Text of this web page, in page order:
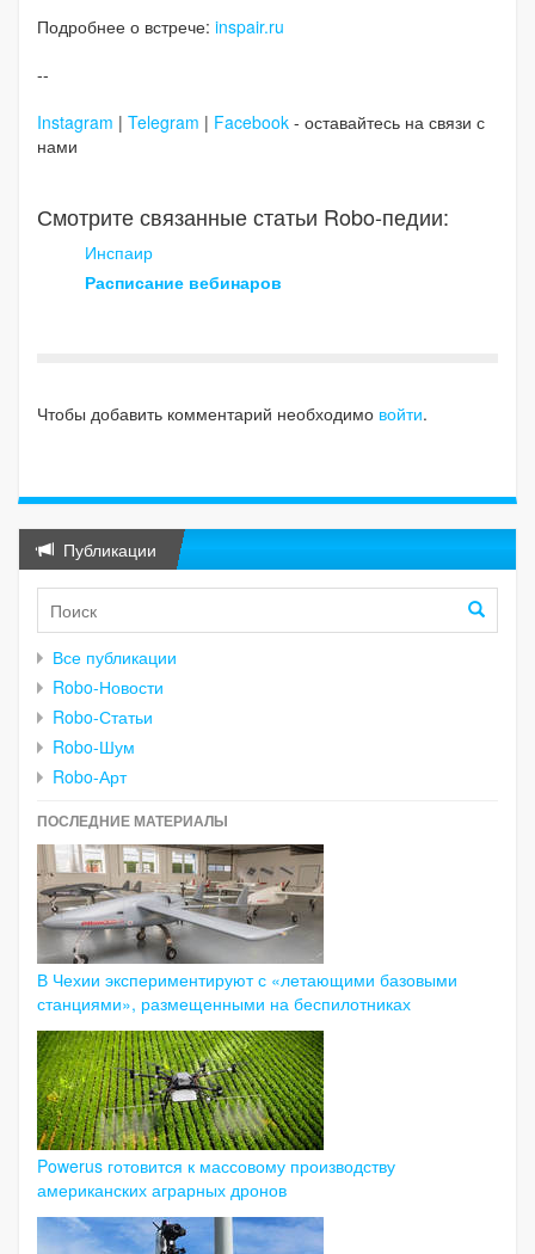
Подробнее о встрече: inspair.ru
--
Instagram | Telegram | Facebook - оставайтесь на связи с
нами
Смотрите связанные статьи Robo-педии:
Инспаир
Расписание вебинаров
Чтобы добавить комментарий необходимо войти.
Публикации
Все публикации
Robo-Новости
Robo-Статьи
Robo-Шум
Robo-Арт
ПОСЛЕДНИЕ МАТЕРИАЛЫ
В Чехии экспериментируют с «летающими базовыми
станциями», размещенными на беспилотниках
Powerus готовится к массовому производству
американских аграрных дронов